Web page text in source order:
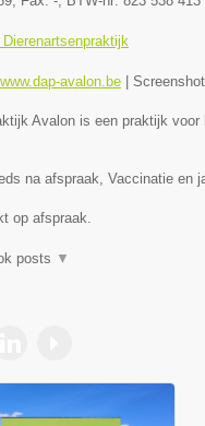
Dierenartsenpraktijk
avalon.be Screenshot
Avalon is een praktijk voor
na afspraak, Vaccinatie en
op afspraak.
posts ▼